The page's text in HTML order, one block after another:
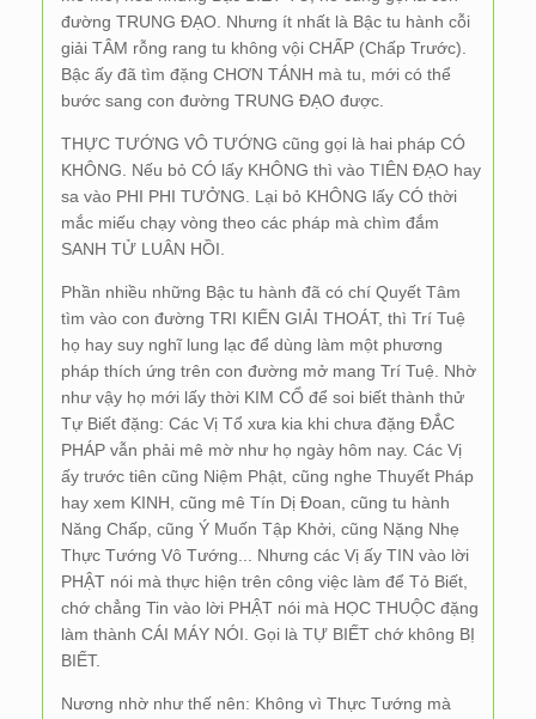
đường TRUNG ĐẠO. Nhưng ít nhất là Bậc tu hành cỗi
giải TÂM rỗng rang tu không vội CHẤP (Chấp Trước).
Bậc ấy đã tìm đặng CHƠN TÁNH mà tu, mới có thể
bước sang con đường TRUNG ĐẠO được.
THỰC TƯỚNG VÔ TƯỚNG cũng gọi là hai pháp CÓ
KHÔNG. Nếu bỏ CÓ lấy KHÔNG thì vào TIÊN ĐẠO hay
sa vào PHI PHI TƯỞNG. Lại bỏ KHÔNG lấy CÓ thời
mắc miếu chạy vòng theo các pháp mà chìm đắm
SANH TỬ LUÂN HỒI.
Phần nhiều những Bậc tu hành đã có chí Quyết Tâm
tìm vào con đường TRI KIẾN GIẢI THOÁT, thì Trí Tuệ
họ hay suy nghĩ lung lạc để dùng làm một phương
pháp thích ứng trên con đường mở mang Trí Tuệ. Nhờ
như vậy họ mới lấy thời KIM CỔ để soi biết thành thử
Tự Biết đặng: Các Vị Tổ xưa kia khi chưa đặng ĐẮC
PHÁP vẫn phải mê mờ như họ ngày hôm nay. Các Vị
ấy trước tiên cũng Niệm Phật, cũng nghe Thuyết Pháp
hay xem KINH, cũng mê Tín Dị Đoan, cũng tu hành
Năng Chấp, cũng Ý Muốn Tập Khởi, cũng Nặng Nhẹ
Thực Tướng Vô Tướng... Nhưng các Vị ấy TIN vào lời
PHẬT nói mà thực hiện trên công việc làm để Tỏ Biết,
chớ chẳng Tin vào lời PHẬT nói mà HỌC THUỘC đặng
làm thành CÁI MÁY NÓI. Gọi là TỰ BIẾT chớ không BỊ
BIẾT.
Nương nhờ như thế nên: Không vì Thực Tướng mà